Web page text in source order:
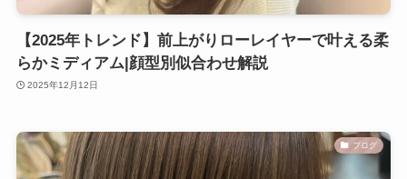
【2025年トレンド】前上がりローレイヤーで叶える柔
らかミディアム|顔型別似合わせ解説
2025年12月12日
ブログ